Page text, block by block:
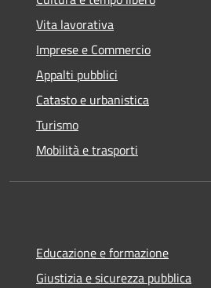
Vita lavorativa
Imprese e Commercio
Appalti pubblici
Catasto e urbanistica
Turismo
Mobilità e trasporti
Educazione e formazione
Giustizia e sicurezza pubblica